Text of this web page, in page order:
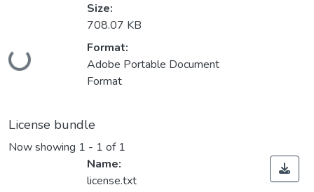
Loading...
Size:
708.07 KB
Format:
Adobe Portable Document
Format
License bundle
Now showing 1 - 1 of 1
Name:
license.txt